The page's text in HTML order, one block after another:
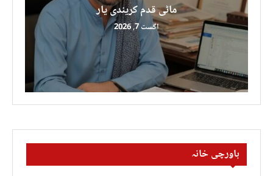
ماٹی قدم کریندی یار
اگست 7, 2026
باورچی خانہ